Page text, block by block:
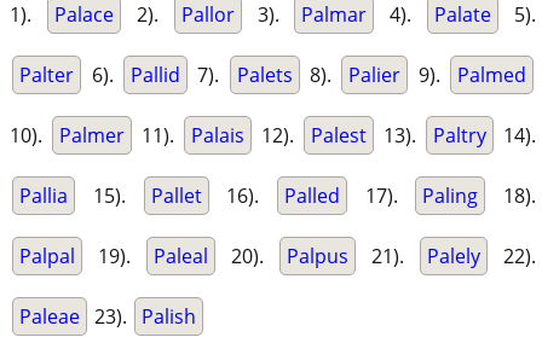
1). Palace 2). Pallor 3). Palmar 4). Palate 5).
Palter 6). Pallid 7). Palets 8). Palier 9). Palmed
10). Palmer 11). Palais 12). Palest 13). Paltry 14).
Pallia 15). Pallet 16). Palled 17). Paling 18).
Palpal 19). Paleal 20). Palpus 21). Palely 22).
Paleae 23). Palish